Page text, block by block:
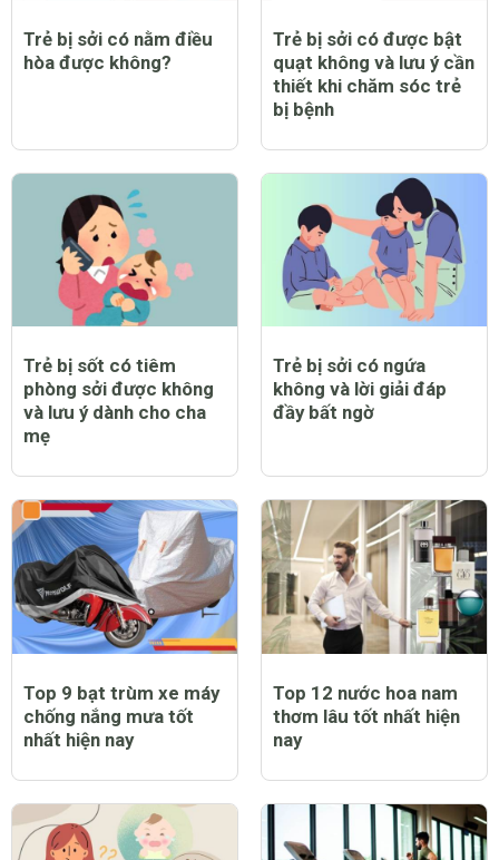
Trẻ bị sởi có nằm điều
hòa được không?
Trẻ bị sởi có được bật
quạt không và lưu ý cần
thiết khi chăm sóc trẻ
bị bệnh
Trẻ bị sốt có tiêm
phòng sởi được không
và lưu ý dành cho cha
mẹ
Trẻ bị sởi có ngứa
không và lời giải đáp
đầy bất ngờ
Top 9 bạt trùm xe máy
chống nắng mưa tốt
nhất hiện nay
Top 12 nước hoa nam
thơm lâu tốt nhất hiện
nay